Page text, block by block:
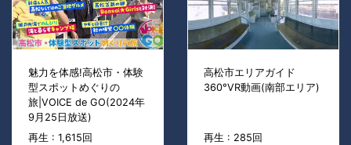
魅力を体感!高松市・体験
型スポットめぐりの
旅|VOICE de GO(2024年
9月25日放送)
再生 : 1,615回
高松市エリアガイド
360°VR動画(南部エリア)
再生 : 285回